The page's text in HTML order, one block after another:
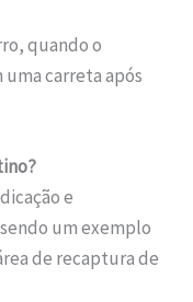
quando o
carreta após
e
um exemplo
de recaptura de